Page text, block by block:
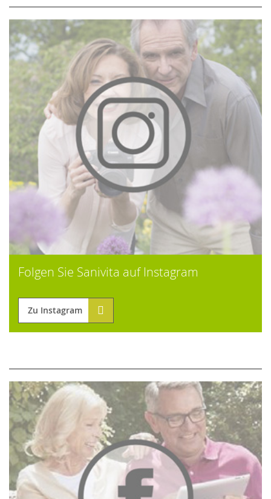
Folgen Sie Sanivita auf Instagram
Zu Instagram